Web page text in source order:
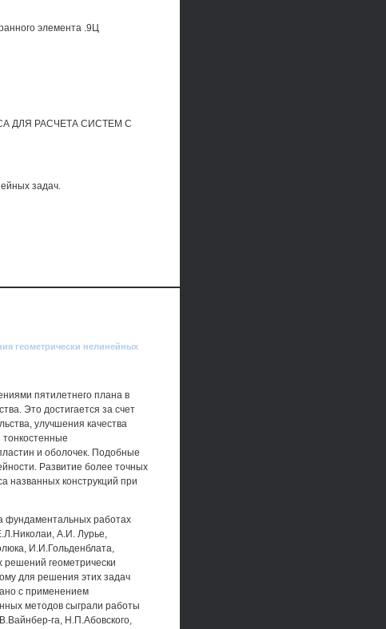
элемента .9Ц
ДЛЯ РАСЧЕТА СИСТЕМ С
задач.
геометрически нелинейных
пятилетнего плана в
Это достигается за счет
улучшения качества
и оболочек. Подобные
Развитие более точных
названных конструкций при
фундаментальных работах
А.И. Лурье,
И.И.Гольденблата,
решений геометрически
для решения этих задач
с применением
методов сыграли работы
га, Н.П.Абовского,